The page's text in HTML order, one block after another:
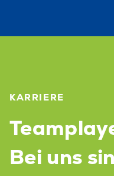
KARRIERE
Bei uns